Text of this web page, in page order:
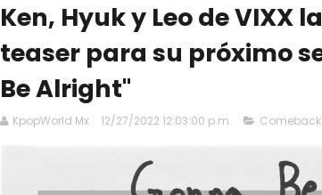
Ken, Hyuk y Leo de VIXX
teaser para su próximo
Be Alright"
KpopWorld Mx 12/27/2022 12:03:00 p.m.